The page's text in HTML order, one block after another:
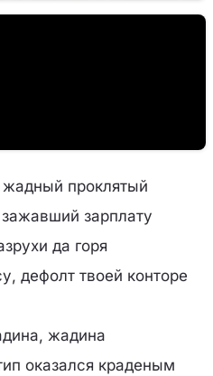
проклятый
зарплату
да горя
дефолт твоей конторе
жадина
оказался краденым